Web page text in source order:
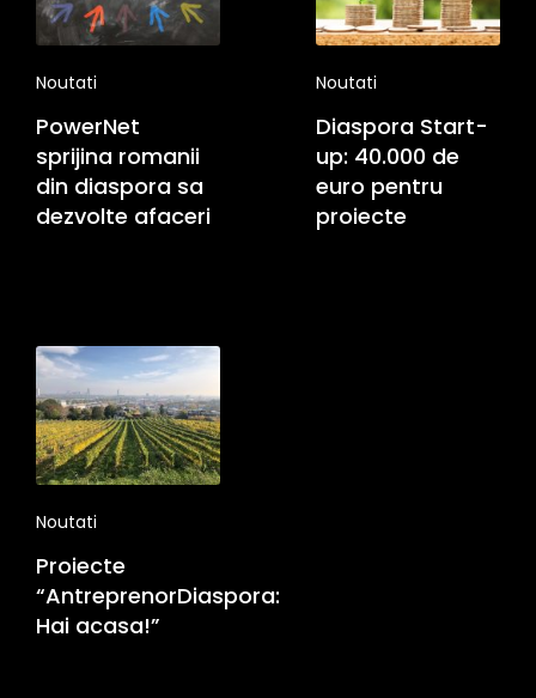
Noutati
PowerNet
sprijina romanii
din diaspora sa
dezvolte afaceri
Noutati
Diaspora Start-
up: 40.000 de
euro pentru
proiecte
Noutati
Proiecte
“AntreprenorDiaspora:
Hai acasa!”